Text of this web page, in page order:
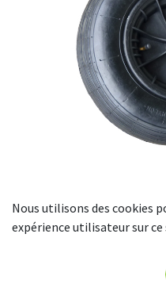
Roue pour
Corps de roue en
profil ligné. Moyeu équipé
Nous utilisons des cookies
expérience utilisateur sur ce